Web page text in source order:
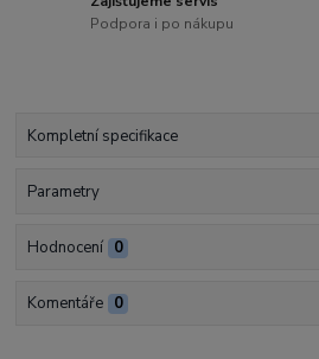
Podpora i po nákupu
Kompletní specifikace
Parametry
Hodnocení 0
Komentáře 0